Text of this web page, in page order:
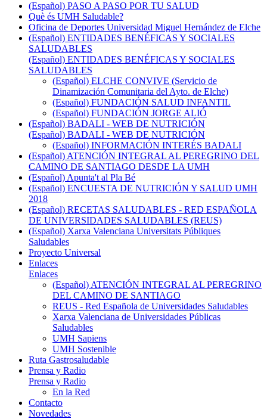
(Español) PASO A PASO POR TU SALUD
Què és UMH Saludable?
Oficina de Deportes Universidad Miguel Hernández de Elche
(Español) ENTIDADES BENÉFICAS Y SOCIALES
SALUDABLES
(Español) ENTIDADES BENÉFICAS Y SOCIALES
SALUDABLES
(Español) ELCHE CONVIVE (Servicio de
Dinamización Comunitaria del Ayto. de Elche)
(Español) FUNDACIÓN SALUD INFANTIL
(Español) FUNDACIÓN JORGE ALIÓ
(Español) BADALI - WEB DE NUTRICIÓN
(Español) BADALI - WEB DE NUTRICIÓN
(Español) INFORMACIÓN INTERÉS BADALI
(Español) ATENCIÓN INTEGRAL AL PEREGRINO DEL
CAMINO DE SANTIAGO DESDE LA UMH
(Español) Apunta't al Pla Bé
(Español) ENCUESTA DE NUTRICIÓN Y SALUD UMH
2018
(Español) RECETAS SALUDABLES - RED ESPAÑOLA
DE UNIVERSIDADES SALUDABLES (REUS)
(Español) Xarxa Valenciana Universitats Públiques
Saludables
Proyecto Universal
Enlaces
Enlaces
(Español) ATENCIÓN INTEGRAL AL PEREGRINO
DEL CAMINO DE SANTIAGO
REUS - Red Española de Universidades Saludables
Xarxa Valenciana de Universidades Públicas
Saludables
UMH Sapiens
UMH Sostenible
Ruta Gastrosaludable
Prensa y Radio
Prensa y Radio
En la Red
Contacto
Novedades